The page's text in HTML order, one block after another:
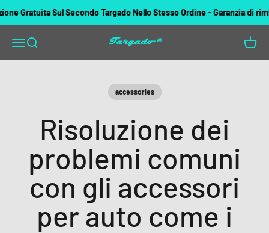
Sul Secondo Targado Nello Stesso Ordine - Garanzia di
Apri il menu di navigazione
Mostra il menu di ricercaTargado
accessories
Risoluzione dei
problemi comuni
con gli accessori
per auto come i